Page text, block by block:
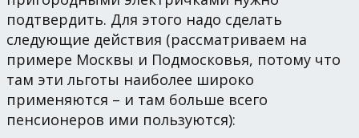
подтвердить. Для этого надо сделать
следующие действия (рассматриваем на
примере Москвы и Подмосковья, потому что
там эти льготы наиболее широко
применяются – и там больше всего
пенсионеров ими пользуются):